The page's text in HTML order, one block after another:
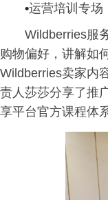
•运营培训专场
Wildberries服
购物偏好，讲解如
Wildberries卖家内
责人莎莎分享了推
享平台官方课程体